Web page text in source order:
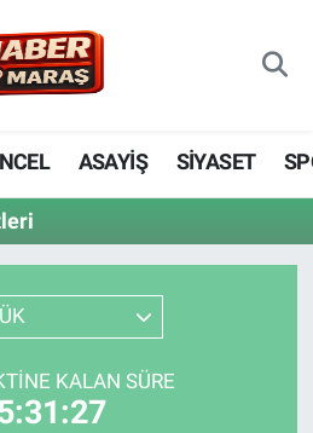
ASAYİŞ SİYASET
KALAN SÜRE